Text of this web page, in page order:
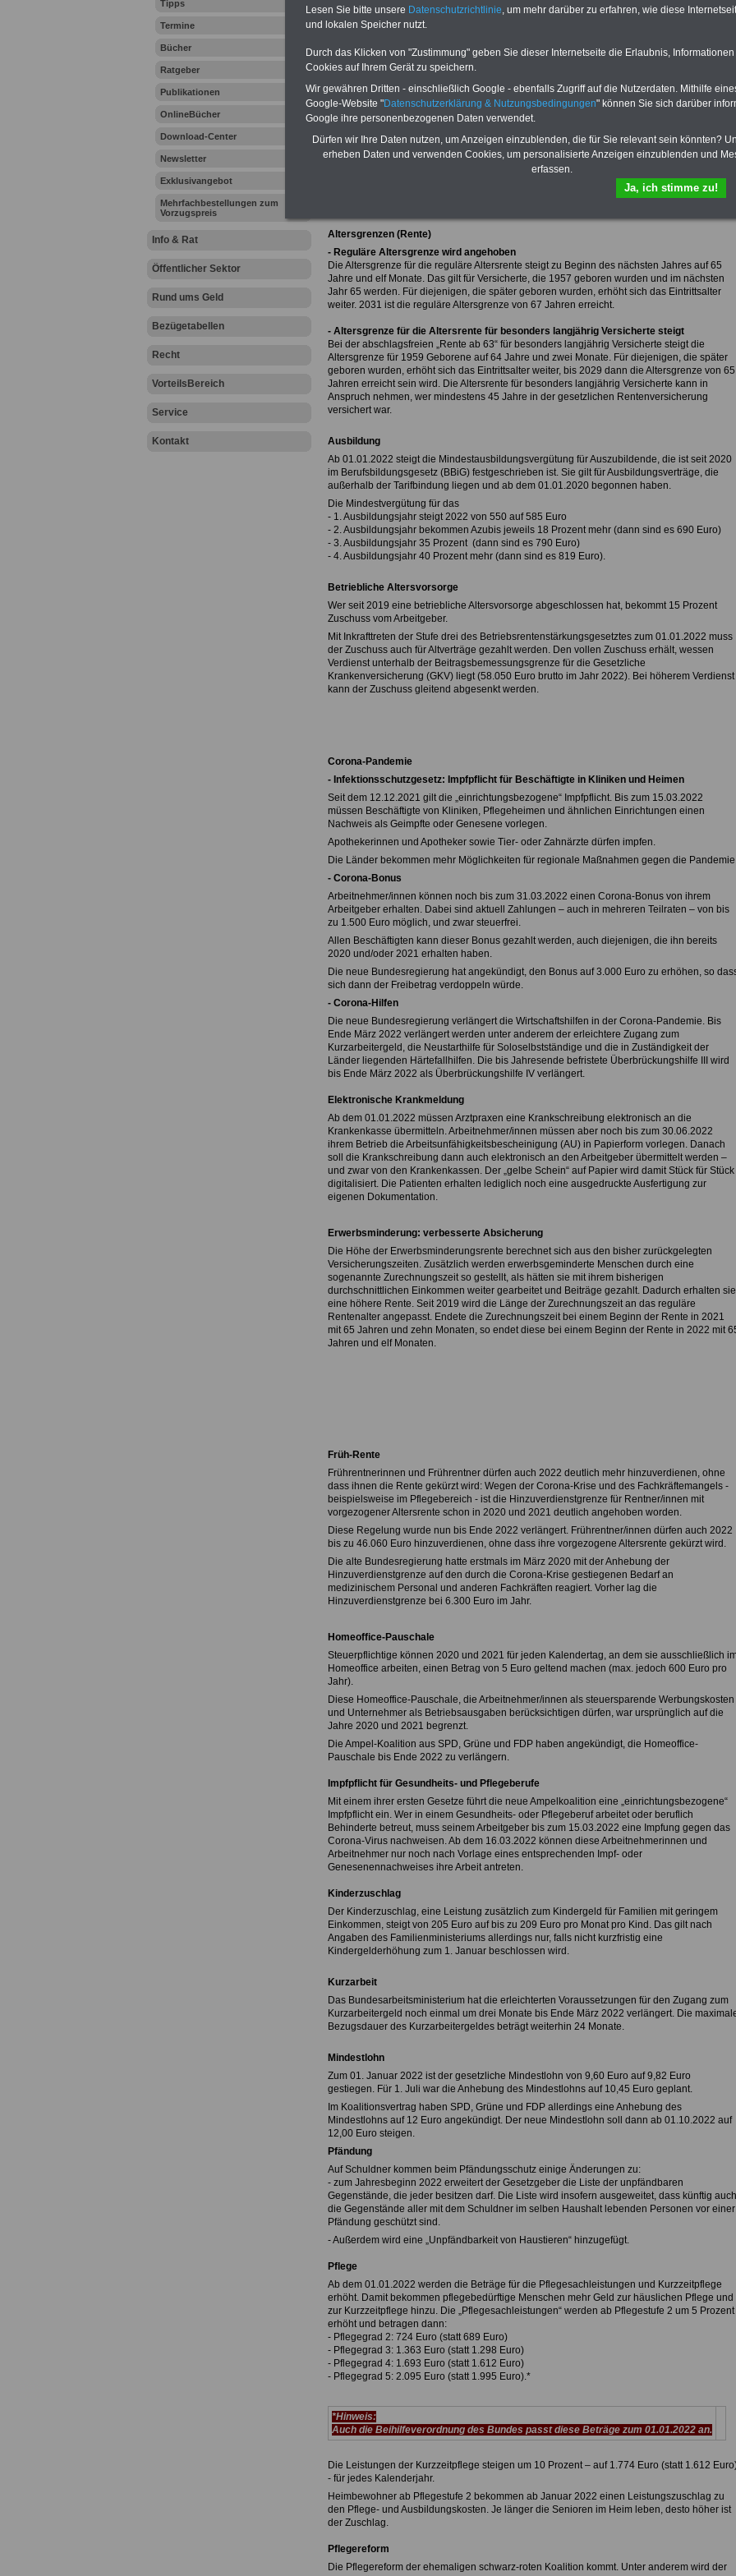
Tipps
Termine
Bücher
Ratgeber
Publikationen
OnlineBücher
Download-Center
Newsletter
Exklusivangebot
Mehrfachbestellungen zum
Vorzugspreis
Info & Rat
Öffentlicher Sektor
Rund ums Geld
Bezügetabellen
Recht
VorteilsBereich
Service
Kontakt
Zur Übersicht von Meldungen aus dem öffentlichen Sektor
Was ändert sich im Jahr 2022 - auch für Mitarbeiter im öffentlichen
Sektor -
Das neue Jahr 2022 ist nicht nur mit einer neuen Bundesregierung (Ampel-Koalition aus
Rot, Gelb und Grün) gestartet, sondern auch mit einigen Neuregelungen von Gesetzen,
Hier eine Übersicht, was sich mit dem Jahreswechsel von 2021 auf 2022 ändert.
Altersgrenzen (Rente)
- Reguläre Altersgrenze wird angehoben
Die Altersgrenze für die reguläre Altersrente steigt zu Beginn des nächsten Jahres auf 65
Jahre und elf Monate. Das gilt für Versicherte, die 1957 geboren wurden und im nächsten
Jahr 65 werden. Für diejenigen, die später geboren wurden, erhöht sich das Eintrittsalter
weiter. 2031 ist die reguläre Altersgrenze von 67 Jahren erreicht.
- Altersgrenze für die Altersrente für besonders langjährig Versicherte steigt
Bei der abschlagsfreien „Rente ab 63“ für besonders langjährig Versicherte steigt die
Altersgrenze für 1959 Geborene auf 64 Jahre und zwei Monate. Für diejenigen, die später
geboren wurden, erhöht sich das Eintrittsalter weiter, bis 2029 dann die Altersgrenze von 65
Jahren erreicht sein wird. Die Altersrente für besonders langjährig Versicherte kann in
Anspruch nehmen, wer mindestens 45 Jahre in der gesetzlichen Rentenversicherung
versichert war.
Ausbildung
Ab 01.01.2022 steigt die Mindestausbildungsvergütung für Auszubildende, die ist seit 2020
im Berufsbildungsgesetz (BBiG) festgeschrieben ist. Sie gilt für Ausbildungsverträge, die
außerhalb der Tarifbindung liegen und ab dem 01.01.2020 begonnen haben.
Die Mindestvergütung für das
- 1. Ausbildungsjahr steigt 2022 von 550 auf 585 Euro
- 2. Ausbildungsjahr bekommen Azubis jeweils 18 Prozent mehr (dann sind es 690 Euro)
- 3. Ausbildungsjahr 35 Prozent (dann sind es 790 Euro)
- 4. Ausbildungsjahr 40 Prozent mehr (dann sind es 819 Euro).
Betriebliche Altersvorsorge
Wer seit 2019 eine betriebliche Altersvorsorge abgeschlossen hat, bekommt 15 Prozent
Zuschuss vom Arbeitgeber.
Mit Inkrafttreten der Stufe drei des Betriebsrentenstärkungsgesetztes zum 01.01.2022 muss
der Zuschuss auch für Altverträge gezahlt werden. Den vollen Zuschuss erhält, wessen
Verdienst unterhalb der Beitragsbemessungsgrenze für die Gesetzliche
Krankenversicherung (GKV) liegt (58.050 Euro brutto im Jahr 2022). Bei höherem Verdienst
kann der Zuschuss gleitend abgesenkt werden.
Corona-Pandemie
- Infektionsschutzgesetz: Impfpflicht für Beschäftigte in Kliniken und Heimen
Seit dem 12.12.2021 gilt die „einrichtungsbezogene“ Impfpflicht. Bis zum 15.03.2022
müssen Beschäftigte von Kliniken, Pflegeheimen und ähnlichen Einrichtungen einen
Nachweis als Geimpfte oder Genesene vorlegen.
Apothekerinnen und Apotheker sowie Tier- oder Zahnärzte dürfen impfen.
Die Länder bekommen mehr Möglichkeiten für regionale Maßnahmen gegen die
- Corona-Bonus
Arbeitnehmer/innen können noch bis zum 31.03.2022 einen Corona-Bonus von ihrem
Arbeitgeber erhalten. Dabei sind aktuell Zahlungen – auch in mehreren Teilraten – von bis
zu 1.500 Euro möglich, und zwar steuerfrei.
Allen Beschäftigten kann dieser Bonus gezahlt werden, auch diejenigen, die ihn bereits
2020 und/oder 2021 erhalten haben.
Die neue Bundesregierung hat angekündigt, den Bonus auf 3.000 Euro zu erhöhen, so
sich dann der Freibetrag verdoppeln würde.
- Corona-Hilfen
Die neue Bundesregierung verlängert die Wirtschaftshilfen in der Corona-Pandemie. Bis
Ende März 2022 verlängert werden unter anderem der erleichtere Zugang zum
Kurzarbeitergeld, die Neustarthilfe für Soloselbstständige und die in Zuständigkeit der
Länder liegenden Härtefallhilfen. Die bis Jahresende befristete Überbrückungshilfe III wird
bis Ende März 2022 als Überbrückungshilfe IV verlängert.
Elektronische Krankmeldung
Ab dem 01.01.2022 müssen Arztpraxen eine Krankschreibung elektronisch an die
Krankenkasse übermitteln. Arbeitnehmer/innen müssen aber noch bis zum 30.06.2022
ihrem Betrieb die Arbeitsunfähigkeitsbescheinigung (AU) in Papierform vorlegen. Danach
soll die Krankschreibung dann auch elektronisch an den Arbeitgeber übermittelt werden –
und zwar von den Krankenkassen. Der „gelbe Schein“ auf Papier wird damit Stück für Stück
digitalisiert. Die Patienten erhalten lediglich noch eine ausgedruckte Ausfertigung zur
eigenen Dokumentation.
Erwerbsminderung: verbesserte Absicherung
Die Höhe der Erwerbsminderungsrente berechnet sich aus den bisher zurückgelegten
Versicherungszeiten. Zusätzlich werden erwerbsgeminderte Menschen durch eine
sogenannte Zurechnungszeit so gestellt, als hätten sie mit ihrem bisherigen
durchschnittlichen Einkommen weiter gearbeitet und Beiträge gezahlt. Dadurch erhalten sie
eine höhere Rente. Seit 2019 wird die Länge der Zurechnungszeit an das reguläre
Rentenalter angepasst. Endete die Zurechnungszeit bei einem Beginn der Rente in 2021
mit 65 Jahren und zehn Monaten, so endet diese bei einem Beginn der Rente in 2022 mit
Jahren und elf Monaten.
Früh-Rente
Frührentnerinnen und Frührentner dürfen auch 2022 deutlich mehr hinzuverdienen, ohne
dass ihnen die Rente gekürzt wird: Wegen der Corona-Krise und des Fachkräftemangels -
beispielsweise im Pflegebereich - ist die Hinzuverdienstgrenze für Rentner/innen mit
vorgezogener Altersrente schon in 2020 und 2021 deutlich angehoben worden.
Diese Regelung wurde nun bis Ende 2022 verlängert. Frührentner/innen dürfen auch 2022
bis zu 46.060 Euro hinzuverdienen, ohne dass ihre vorgezogene Altersrente gekürzt wird.
Die alte Bundesregierung hatte erstmals im März 2020 mit der Anhebung der
Hinzuverdienstgrenze auf den durch die Corona-Krise gestiegenen Bedarf an
medizinischem Personal und anderen Fachkräften reagiert. Vorher lag die
Hinzuverdienstgrenze bei 6.300 Euro im Jahr.
Homeoffice-Pauschale
Steuerpflichtige können 2020 und 2021 für jeden Kalendertag, an dem sie ausschließlich
Homeoffice arbeiten, einen Betrag von 5 Euro geltend machen (max. jedoch 600 Euro pro
Jahr).
Diese Homeoffice-Pauschale, die Arbeitnehmer/innen als steuersparende Werbungskosten
und Unternehmer als Betriebsausgaben berücksichtigen dürfen, war ursprünglich auf die
Jahre 2020 und 2021 begrenzt.
Die Ampel-Koalition aus SPD, Grüne und FDP haben angekündigt, die Homeoffice-
Pauschale bis Ende 2022 zu verlängern.
Impfpflicht für Gesundheits- und Pflegeberufe
Mit einem ihrer ersten Gesetze führt die neue Ampelkoalition eine „einrichtungsbezogene“
Impfpflicht ein. Wer in einem Gesundheits- oder Pflegeberuf arbeitet oder beruflich
Behinderte betreut, muss seinem Arbeitgeber bis zum 15.03.2022 eine Impfung gegen das
Corona-Virus nachweisen. Ab dem 16.03.2022 können diese Arbeitnehmerinnen und
Arbeitnehmer nur noch nach Vorlage eines entsprechenden Impf- oder
Genesenennachweises ihre Arbeit antreten.
Kinderzuschlag
Der Kinderzuschlag, eine Leistung zusätzlich zum Kindergeld für Familien mit geringem
Einkommen, steigt von 205 Euro auf bis zu 209 Euro pro Monat pro Kind. Das gilt nach
Angaben des Familienministeriums allerdings nur, falls nicht kurzfristig eine
Kindergelderhöhung zum 1. Januar beschlossen wird.
Kurzarbeit
Das Bundesarbeitsministerium hat die erleichterten Voraussetzungen für den Zugang zum
Kurzarbeitergeld noch einmal um drei Monate bis Ende März 2022 verlängert. Die
Bezugsdauer des Kurzarbeitergeldes beträgt weiterhin 24 Monate.
Mindestlohn
Zum 01. Januar 2022 ist der gesetzliche Mindestlohn von 9,60 Euro auf 9,82 Euro
gestiegen. Für 1. Juli war die Anhebung des Mindestlohns auf 10,45 Euro geplant.
Im Koalitionsvertrag haben SPD, Grüne und FDP allerdings eine Anhebung des
Mindestlohns auf 12 Euro angekündigt. Der neue Mindestlohn soll dann ab 01.10.2022 auf
12,00 Euro steigen.
Pfändung
Auf Schuldner kommen beim Pfändungsschutz einige Änderungen zu:
- zum Jahresbeginn 2022 erweitert der Gesetzgeber die Liste der unpfändbaren
Gegenstände, die jeder besitzen darf. Die Liste wird insofern ausgeweitet, dass künftig auch
die Gegenstände aller mit dem Schuldner im selben Haushalt lebenden Personen vor einer
Pfändung geschützt sind.
- Außerdem wird eine „Unpfändbarkeit von Haustieren“ hinzugefügt.
Pflege
Ab dem 01.01.2022 werden die Beträge für die Pflegesachleistungen und Kurzzeitpflege
erhöht. Damit bekommen pflegebedürftige Menschen mehr Geld zur häuslichen Pflege und
zur Kurzzeitpflege hinzu. Die „Pflegesachleistungen“ werden ab Pflegestufe 2 um 5 Prozent
erhöht und betragen dann:
- Pflegegrad 2: 724 Euro (statt 689 Euro)
- Pflegegrad 3: 1.363 Euro (statt 1.298 Euro)
- Pflegegrad 4: 1.693 Euro (statt 1.612 Euro)
- Pflegegrad 5: 2.095 Euro (statt 1.995 Euro).*
*Hinweis:
Auch die Beihilfeverordnung des Bundes passt diese Beträge zum 01.01.2022 an.
Die Leistungen der Kurzzeitpflege steigen um 10 Prozent – auf 1.774 Euro (statt 1.612
- für jedes Kalenderjahr.
Heimbewohner ab Pflegestufe 2 bekommen ab Januar 2022 einen Leistungszuschlag zu
den Pflege- und Ausbildungskosten. Je länger die Senioren im Heim leben, desto höher ist
der Zuschlag.
Pflegereform
Die Pflegereform der ehemaligen schwarz-roten Koalition kommt. Unter anderem wird der
Lesen Sie bitte unsere Datenschutzrichtlinie, um mehr darüber zu erfahren, wie diese
und lokalen Speicher nutzt.
Durch das Klicken von "Zustimmung" geben Sie dieser Internetseite die Erlaubnis,
Cookies auf Ihrem Gerät zu speichern.
Wir gewähren Dritten - einschließlich Google - ebenfalls Zugriff auf die Nutzerdaten. Mithilfe
Google-Website "Datenschutzerklärung & Nutzungsbedingungen" können Sie sich darüber
Google ihre personenbezogenen Daten verwendet.
Dürfen wir Ihre Daten nutzen, um Anzeigen einzublenden, die für Sie relevant sein könnten?
erheben Daten und verwenden Cookies, um personalisierte Anzeigen einzublenden und
erfassen.
Ja, ich stimme zu!